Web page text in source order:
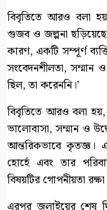
বিবৃতিতে আরও বলা
গুজব ও জল্পনা ছড়িয়েছে,
কারণ, একটি সম্পূর্ণ
সংবেদনশীলতা, সম্মান
ছিল, তা করেননি।’
বিবৃতিতে আরও বলা হয়,
ভালোবাসা, সম্মান ও
আন্তরিকভাবে কৃতজ্ঞ।
হোর্হে এবং তার
বিষয়টির গোপনীয়তা